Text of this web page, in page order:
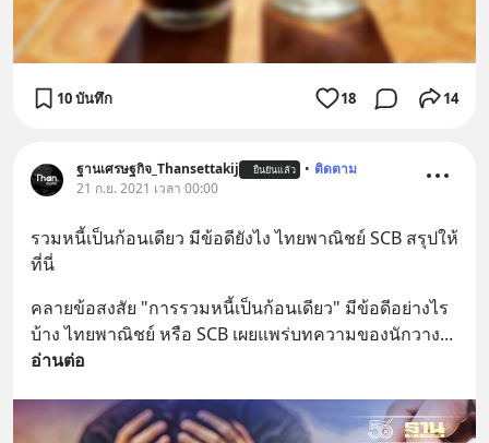
10 บันทึก 18 14
ฐานเศรษฐกิจ_Thansettakij ยืนยันแล้ว • ติดตาม
21 ก.ย. 2021 เวลา 00:00
รวมหนี้เป็นก้อนเดียว มีข้อดียังไง ไทยพาณิชย์ SCB สรุปให้
ที่นี่
คลายข้อสงสัย "การรวมหนี้เป็นก้อนเดียว" มีข้อดีอย่างไร
บ้าง ไทยพาณิชย์ หรือ SCB เผยแพร่บทความของนักวาง
อ่านต่อ